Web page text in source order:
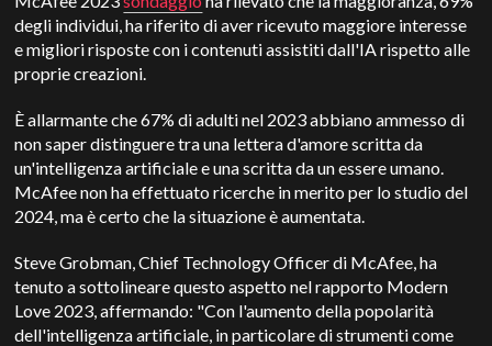
degli individui, ha riferito di aver ricevuto maggiore interesse
e migliori risposte con i contenuti assistiti dall'IA rispetto alle
proprie creazioni.
È allarmante che 67% di adulti nel 2023 abbiano ammesso di
non saper distinguere tra una lettera d'amore scritta da
un'intelligenza artificiale e una scritta da un essere umano.
McAfee non ha effettuato ricerche in merito per lo studio del
2024, ma è certo che la situazione è aumentata.
Steve Grobman, Chief Technology Officer di McAfee, ha
tenuto a sottolineare questo aspetto nel rapporto Modern
Love 2023, affermando: "Con l'aumento della popolarità
dell'intelligenza artificiale, in particolare di strumenti come